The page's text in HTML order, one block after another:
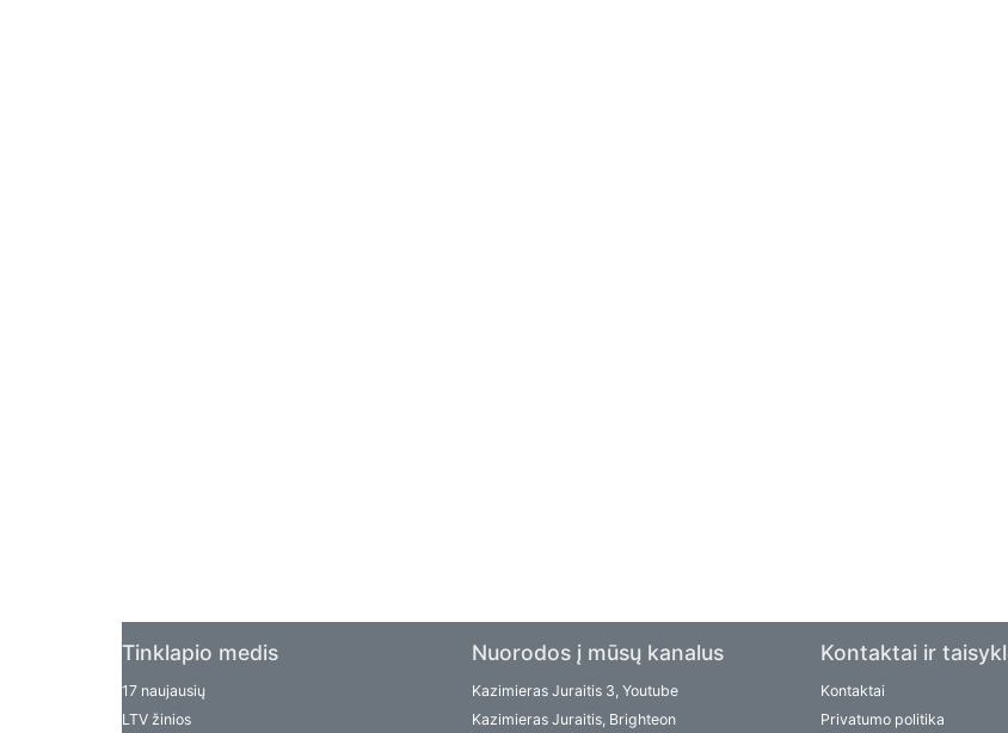
Tinklapio medis
17 naujausių
LTV žinios
Nuorodos į mūsų kanalus
Kazimieras Juraitis 3, Youtube
Kazimieras Juraitis, Brighteon
Kontaktai ir
Kontaktai
Privatumo politika